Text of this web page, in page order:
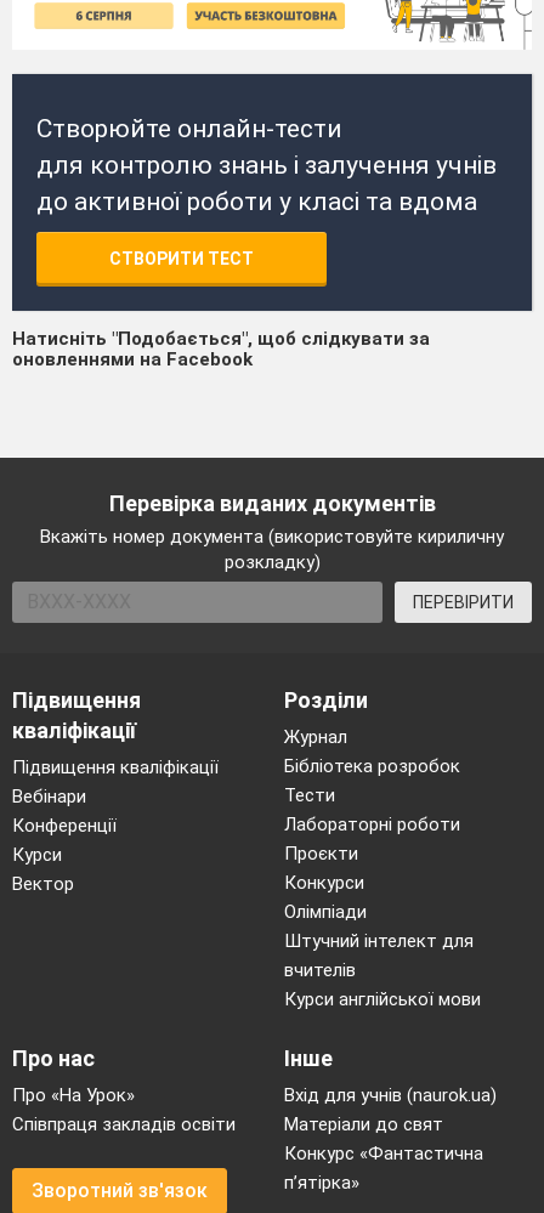
Створюйте онлайн-тести
для контролю знань і залучення учнів
до активної роботи у класі та вдома
СТВОРИТИ ТЕСТ
Натисніть "Подобається", щоб слідкувати за
оновленнями на Facebook
Перевірка виданих документів
Вкажіть номер документа (використовуйте кириличну
розкладку)
ПЕРЕВІРИТИ
Підвищення
кваліфікації
Підвищення кваліфікації
Вебінари
Конференції
Курси
Вектор
Розділи
Журнал
Бібліотека розробок
Тести
Лабораторні роботи
Проєкти
Конкурси
Олімпіади
Штучний інтелект для
вчителів
Курси англійської мови
Про нас
Про «На Урок»
Співпраця закладів освіти
Зворотний зв'язок
Інше
Вхід для учнів (naurok.ua)
Матеріали до свят
Конкурс «Фантастична
п’ятірка»